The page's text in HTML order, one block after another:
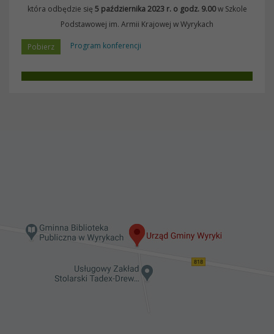
która odbędzie się 5 października 2023 r. o godz. 9.00w Szkole
Podstawowej im. Armii Krajowej w Wyrykach
Program konferencji